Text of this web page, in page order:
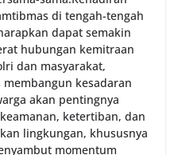
di tengah-tengah
dapat semakin
hubungan kemitraan
dan masyarakat,
membangun kesadaran
akan pentingnya
ketertiban, dan
lingkungan, khususnya
momentum